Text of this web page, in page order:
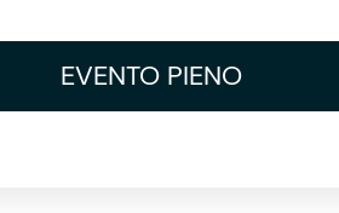
EVENTO PIENO